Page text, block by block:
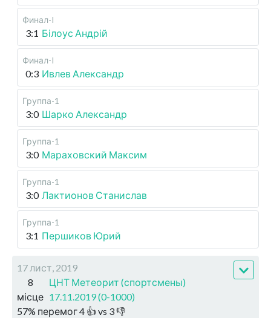
Финал-I
3:1 Білоус Андрій
Финал-I
0:3 Ивлев Александр
Группа-1
3:0 Шарко Александр
Группа-1
3:0 Мараховский Максим
Группа-1
3:0 Лактионов Станислав
Группа-1
3:1 Першиков Юрий
17 лист, 2019
8
місце
ЦНТ Метеорит (спортсмены)
17.11.2019 (0-1000)
57% перемог4 👍 vs 3👎